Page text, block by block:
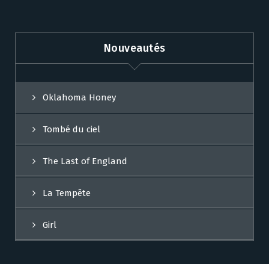
Nouveautés
Oklahoma Honey
Tombé du ciel
The Last of England
La Tempête
Girl